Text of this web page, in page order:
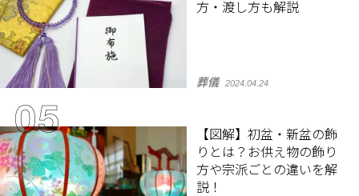
方・渡し方も解説
葬儀 2024.04.24
【図解】初盆・新盆の飾
りとは？お供え物の飾り
方や宗派ごとの違いを解
説！